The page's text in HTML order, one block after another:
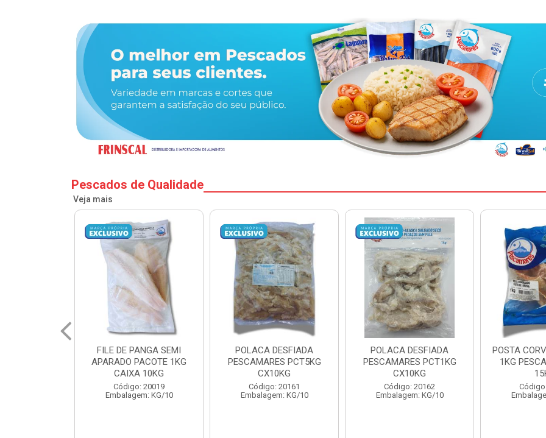
Pescados de Qualidade
Veja mais
POLACA DESFIADA
PESCAMARES PCT5KG
CX10KG
Código: 20161
Embalagem: KG/10
POLACA DESFIADA
PESCAMARES PCT1KG
CX10KG
Código: 20162
Embalagem: KG/10
POSTA CORVINA PACOTE
1KG PESCAMARES CX
15KG
Código: 22469
Embalagem: KG/15